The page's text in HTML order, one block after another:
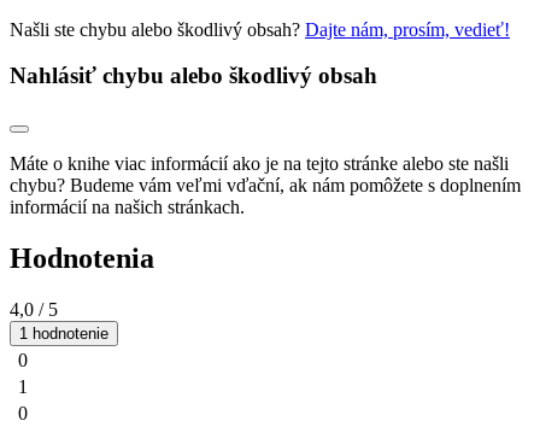
Našli ste chybu alebo škodlivý obsah? Dajte nám, prosím, vedieť!
Nahlásiť chybu alebo škodlivý obsah
Máte o knihe viac informácií ako je na tejto stránke alebo ste našli
chybu? Budeme vám veľmi vďační, ak nám pomôžete s doplnením
informácií na našich stránkach.
Hodnotenia
4,0 / 5
1 hodnotenie
0
1
0